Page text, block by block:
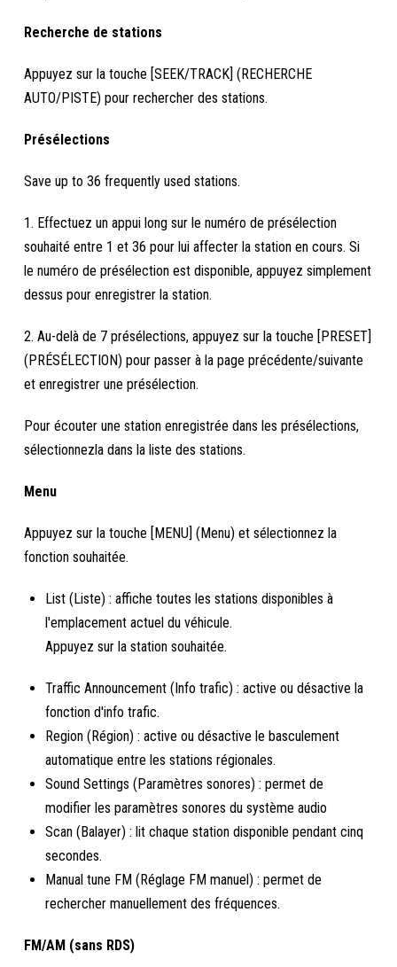
Recherche de stations
Appuyez sur la touche [SEEK/TRACK] (RECHERCHE
AUTO/PISTE) pour rechercher des stations.
Présélections
Save up to 36 frequently used stations.
1. Effectuez un appui long sur le numéro de présélection
souhaité entre 1 et 36 pour lui affecter la station en cours. Si
le numéro de présélection est disponible, appuyez simplement
dessus pour enregistrer la station.
2. Au-delà de 7 présélections, appuyez sur la touche [PRESET]
(PRÉSÉLECTION) pour passer à la page précédente/suivante
et enregistrer une présélection.
Pour écouter une station enregistrée dans les présélections,
sélectionnezla dans la liste des stations.
Menu
Appuyez sur la touche [MENU] (Menu) et sélectionnez la
fonction souhaitée.
List (Liste) : affiche toutes les stations disponibles à
l'emplacement actuel du véhicule.
Appuyez sur la station souhaitée.
Traffic Announcement (Info trafic) : active ou désactive la
fonction d'info trafic.
Region (Région) : active ou désactive le basculement
automatique entre les stations régionales.
Sound Settings (Paramètres sonores) : permet de
modifier les paramètres sonores du système audio
Scan (Balayer) : lit chaque station disponible pendant cinq
secondes.
Manual tune FM (Réglage FM manuel) : permet de
rechercher manuellement des fréquences.
FM/AM (sans RDS)